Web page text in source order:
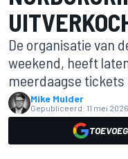
De organisatie van
weekend, heeft
meerdaagse
Mike Mulder
Gepubliceerd: 11 mei